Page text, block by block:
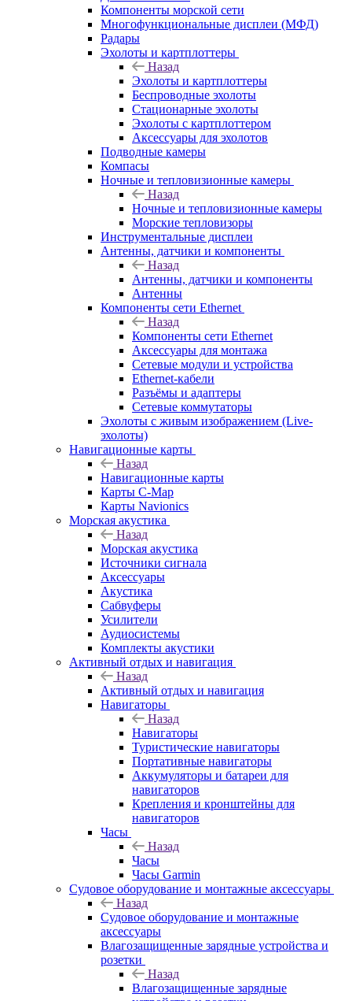
Компоненты морской сети
Многофункциональные дисплеи (МФД)
Радары
Эхолоты и картплоттеры
Назад
Эхолоты и картплоттеры
Беспроводные эхолоты
Стационарные эхолоты
Эхолоты с картплоттером
Аксессуары для эхолотов
Подводные камеры
Компасы
Ночные и тепловизионные камеры
Назад
Ночные и тепловизионные камеры
Морские тепловизоры
Инструментальные дисплеи
Антенны, датчики и компоненты
Назад
Антенны, датчики и компоненты
Антенны
Компоненты сети Ethernet
Назад
Компоненты сети Ethernet
Аксессуары для монтажа
Сетевые модули и устройства
Ethernet-кабели
Разъёмы и адаптеры
Сетевые коммутаторы
Эхолоты с живым изображением (Live-
эхолоты)
Навигационные карты
Назад
Навигационные карты
Карты C-Map
Карты Navionics
Морская акустика
Назад
Морская акустика
Источники сигнала
Аксессуары
Акустика
Сабвуферы
Усилители
Аудиосистемы
Комплекты акустики
Активный отдых и навигация
Назад
Активный отдых и навигация
Навигаторы
Назад
Навигаторы
Туристические навигаторы
Портативные навигаторы
Аккумуляторы и батареи для
навигаторов
Крепления и кронштейны для
навигаторов
Часы
Назад
Часы
Часы Garmin
Судовое оборудование и монтажные аксессуары
Назад
Судовое оборудование и монтажные
аксессуары
Влагозащищенные зарядные устройства и
розетки
Назад
Влагозащищенные зарядные